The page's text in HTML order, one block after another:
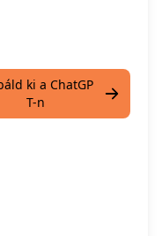
ki a ChatGP
T-n